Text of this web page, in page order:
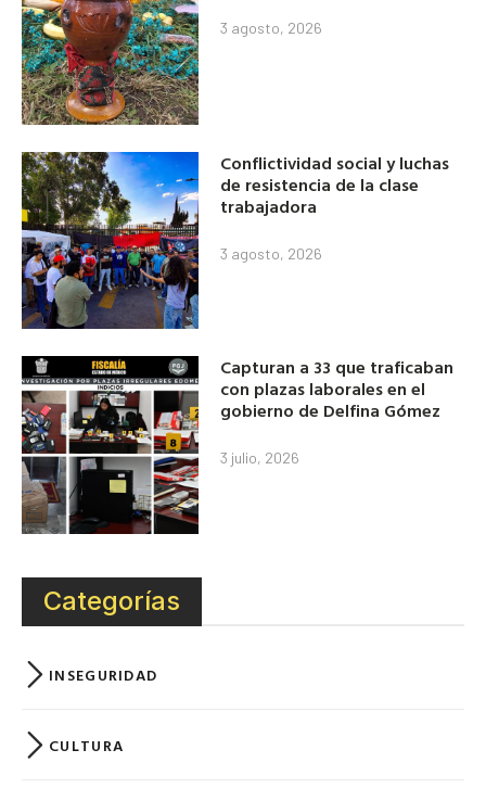
3 agosto, 2026
Conflictividad social y luchas
de resistencia de la clase
trabajadora
3 agosto, 2026
Capturan a 33 que traficaban
con plazas laborales en el
gobierno de Delfina Gómez
3 julio, 2026
Categorías
INSEGURIDAD
CULTURA